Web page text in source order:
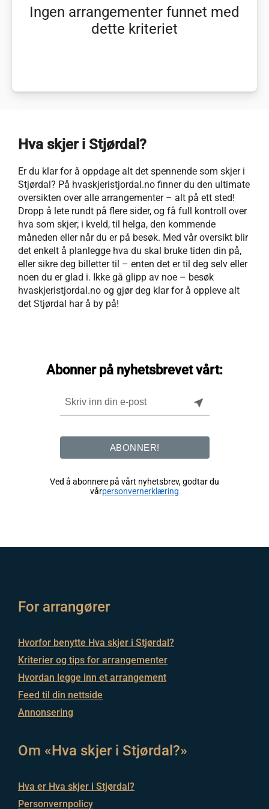
Ingen arrangementer funnet med
dette kriteriet
Hva skjer i Stjørdal?
Er du klar for å oppdage alt det spennende som skjer i
Stjørdal? På hvaskjeristjordal.no finner du den ultimate
oversikten over alle arrangementer – alt på ett sted!
Dropp å lete rundt på flere sider, og få full kontroll over
hva som skjer; i kveld, til helga, den kommende
måneden eller når du er på besøk. Med vår oversikt blir
det enkelt å planlegge hva du skal bruke tiden din på,
eller sikre deg billetter til – enten det er til deg selv eller
noen du er glad i. Ikke gå glipp av noe – besøk
hvaskjeristjordal.no og gjør deg klar for å oppleve alt
det Stjørdal har å by på!
Abonner på nyhetsbrevet vårt:
near_me
ABONNER!
Ved å abonnere på vårt nyhetsbrev, godtar du
vårpersonvernerklæring
For arrangører
Hvorfor benytte Hva skjer i Stjørdal?
Kriterier og tips for arrangementer
Hvordan legge inn et arrangement
Feed til din nettside
Annonsering
Om «Hva skjer i Stjørdal?»
Hva er Hva skjer i Stjørdal?
Personvernpolicy